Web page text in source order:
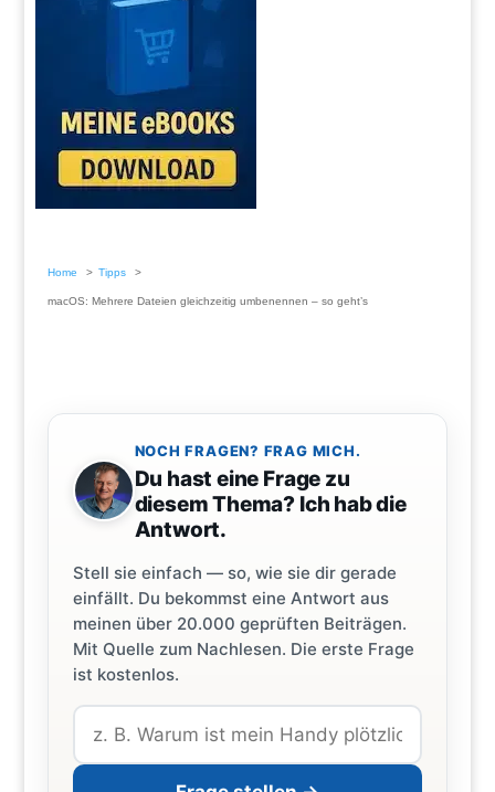
Home Tipps
macOS: Mehrere Dateien gleichzeitig umbenennen – so geht’s
NOCH FRAGEN? FRAG MICH.
Du hast eine Frage zu
diesem Thema? Ich hab die
Antwort.
Stell sie einfach — so, wie sie dir gerade
einfällt. Du bekommst eine Antwort aus
meinen über 20.000 geprüften Beiträgen.
Mit Quelle zum Nachlesen. Die erste Frage
ist kostenlos.